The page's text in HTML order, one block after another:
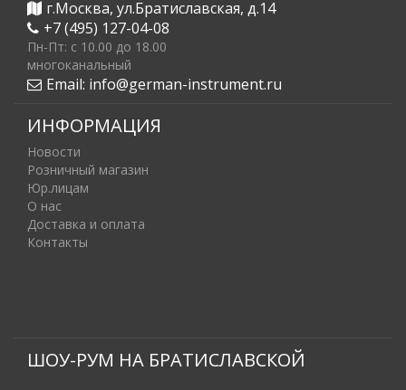
г.Москва, ул.Братиславская, д.14
+7 (495) 127-04-08
Пн-Пт: c 10.00 до 18.00
многоканальный
Email: info@german-instrument.ru
ИНФОРМАЦИЯ
Новости
Розничный магазин
Юр.лицам
О нас
Доставка и оплата
Контакты
ШОУ-РУМ НА БРАТИСЛАВСКОЙ